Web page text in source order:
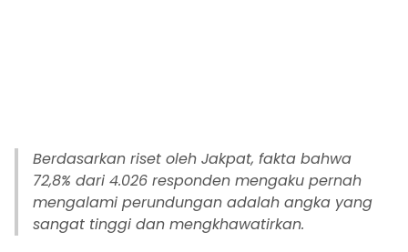
Berdasarkan riset oleh Jakpat, fakta bahwa
72,8% dari 4.026 responden mengaku pernah
mengalami perundungan adalah angka yang
sangat tinggi dan mengkhawatirkan.